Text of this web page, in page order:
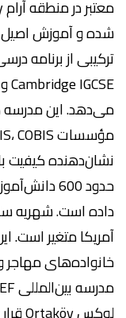
شده و آموزش اصیل
ترکیبی از برنامه
می‌دهد. این مدرسه
نشان‌دهنده کیفیت
آمریکا متغیر است.
خانواده‌های مهاجر